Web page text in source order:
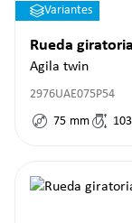
Variantes
Rueda
Agila twin
2976UAE075P54
75 mm 103